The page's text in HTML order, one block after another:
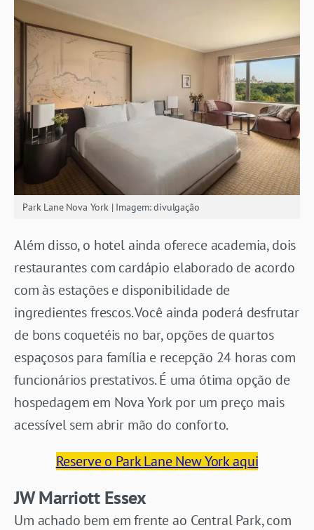
Park Lane Nova York | Imagem: divulgação
Além disso, o hotel ainda oferece academia, dois
restaurantes com cardápio elaborado de acordo
com às estações e disponibilidade de
ingredientes frescos. Você ainda poderá desfrutar
de bons coquetéis no bar, opções de quartos
espaçosos para família e recepção 24 horas com
funcionários prestativos. É uma ótima opção de
hospedagem em Nova York por um preço mais
acessível sem abrir mão do conforto.
Reserve o Park Lane New York aqui
JW Marriott Essex
Um achado bem em frente ao Central Park, com